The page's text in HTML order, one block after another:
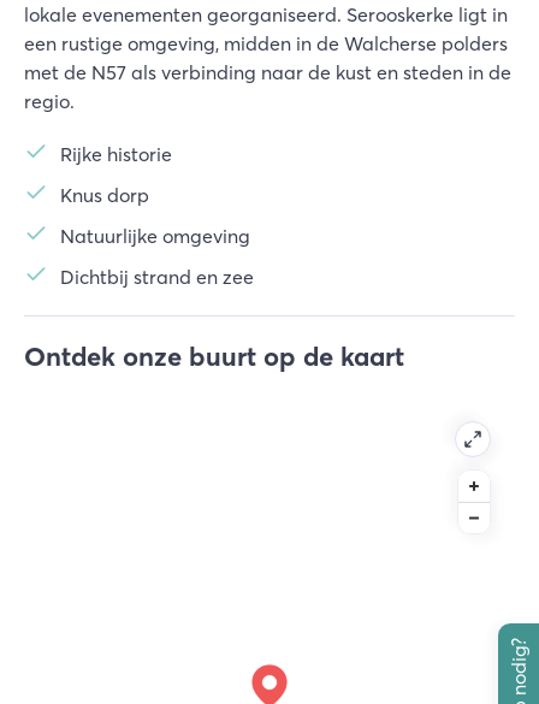
lokale evenementen georganiseerd. Serooskerke ligt in
een rustige omgeving, midden in de Walcherse polders
met de N57 als verbinding naar de kust en steden in de
regio.
Rijke historie
Knus dorp
Natuurlijke omgeving
Dichtbij strand en zee
Ontdek onze buurt op de kaart